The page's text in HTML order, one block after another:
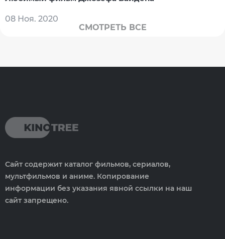
08 Ноя. 2020
СМОТРЕТЬ ВСЕ
Сайт содержит каталог фильмов, сериалов,
мультфильмов и аниме. Копирование
информации без указания явной ссылки на наш
сайт запрещено.